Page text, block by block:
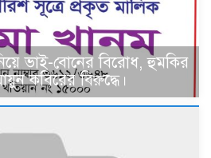
ভাই-বোনের বিরোধ, হুমকির
কবিরের বিরুদ্ধে।